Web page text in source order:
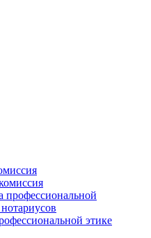
профессиональной
этике